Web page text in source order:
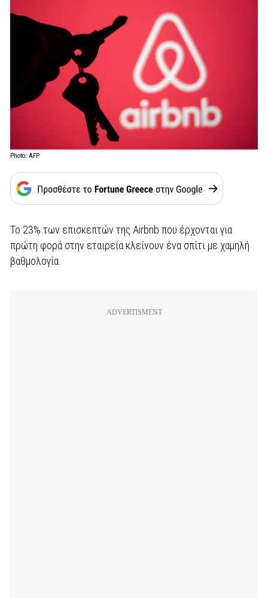
Photo: AFP
Το 23% των επισκεπτών της Airbnb που έρχονται για
πρώτη φορά στην εταιρεία κλείνουν ένα σπίτι με χαμηλή
βαθμολογία.